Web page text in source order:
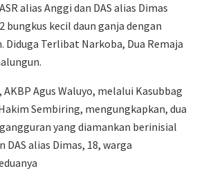
alias Anggi dan DAS alias Dimas
bungkus kecil daun ganja dengan
Terlibat Narkoba, Dua Remaja
Agus Waluyo, melalui Kasubbag
Sembiring, mengungkapkan, dua
yang diamankan berinisial
DAS alias Dimas, 18, warga